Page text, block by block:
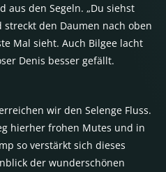
aus den Segeln. „Du siehst
den Daumen nach oben
Mal sieht. Auch Bilgee lacht
Denis besser gefällt.
wir den Selenge Fluss.
hierher frohen Mutes und in
so verstärkt sich dieses
der wunderschönen